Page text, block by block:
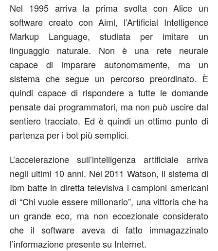
Nel 1995 arriva la prima svolta con Alice un
software creato con Aiml, l’Artificial Intelligence
Markup Language, studiata per imitare un
linguaggio naturale. Non è una rete neurale
capace di imparare autonomamente, ma un
sistema che segue un percorso preordinato. È
quindi capace di rispondere a tutte le domande
pensate dai programmatori, ma non può uscire dal
sentiero tracciato. Ed è quindi un ottimo punto di
partenza per i bot più semplici.
L’accelerazione sull’intelligenza artificiale arriva
negli ultimi 10 anni. Nel 2011 Watson, il sistema di
Ibm batte in diretta televisiva i campioni americani
di “Chi vuole essere milionario”, una vittoria che ha
un grande eco, ma non eccezionale considerato
che il software aveva di fatto immagazzinato
l’informazione presente su Internet.